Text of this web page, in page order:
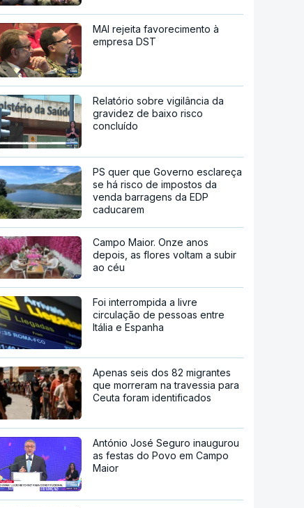
MAI rejeita favorecimento à
empresa DST
Relatório sobre vigilância da
gravidez de baixo risco
concluído
PS quer que Governo esclareça
se há risco de impostos da
venda barragens da EDP
caducarem
Campo Maior. Onze anos
depois, as flores voltam a subir
ao céu
Foi interrompida a livre
circulação de pessoas entre
Itália e Espanha
Apenas seis dos 82 migrantes
que morreram na travessia para
Ceuta foram identificados
António José Seguro inaugurou
as festas do Povo em Campo
Maior